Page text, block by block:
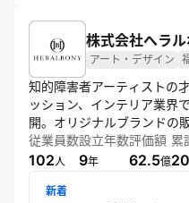
株式会社へラ
アート・デザイン
知的障害者アーティストの
ッション、インテリア業界
開。オリジナルブランドの
通じ、多様性尊重と福祉文
拡大も進める。
従業員数
102人
設立年数
9年
評価額
62.5億
累
新着